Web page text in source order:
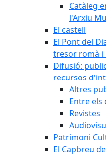
Catàleg
l'Arxiu
El castell
El Pont del
tresor romà i
Difusió:
recursos
Altres
Entre els
Revistes
Patrimoni
El Capbreu